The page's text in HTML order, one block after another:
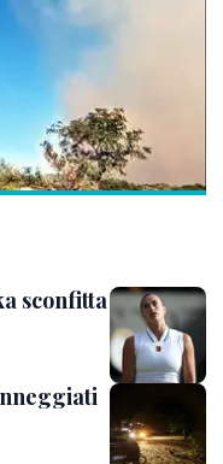
sconfitta